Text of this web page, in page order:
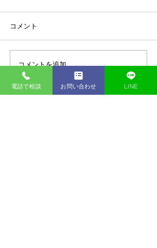
お客様アンケートvol.15
コメント
コメントを追加…
電話で相談 お問い合わせ LINE